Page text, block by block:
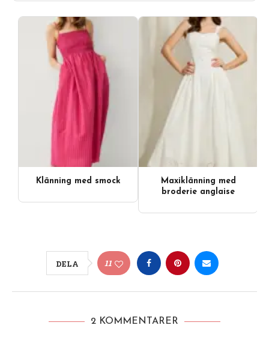
Klänning med smock
Maxiklänning med
broderie anglaise
DELA 11
2 KOMMENTARER